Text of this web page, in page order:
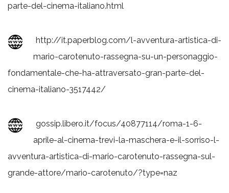
parte-del-cinema-italiano.html
http://it.paperblog.com/l-avventura-artistica-di-
mario-carotenuto-rassegna-su-un-personaggio-
fondamentale-che-ha-attraversato-gran-parte-del-
cinema-italiano-3517442/
gossip.libero.it/focus/40877114/roma-1-6-
aprile-al-cinema-trevi-la-maschera-e-il-sorriso-l-
avventura-artistica-di-mario-carotenuto-rassegna-sul-
grande-attore/mario-carotenuto/?type=naz